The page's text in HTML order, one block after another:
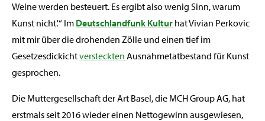
Weine werden besteuert. Es ergibt also wenig Sinn, warum
Kunst nicht.'“ Im Deutschlandfunk Kultur hat Vivian Perkovic
mit mir über die drohenden Zölle und einen tief im
Gesetzesdickichtversteckten Ausnahmetatbestand für Kunst
gesprochen.
Die Muttergesellschaft der Art Basel, die MCH Group AG, hat
erstmals seit 2016 wieder einen Nettogewinn ausgewiesen,